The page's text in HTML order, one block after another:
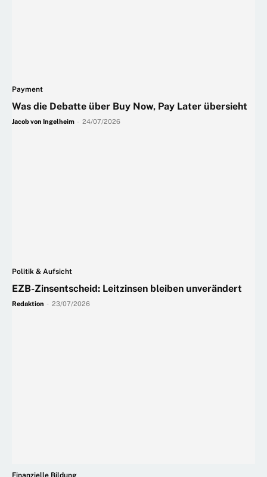
Payment
Was die Debatte über Buy Now, Pay Later übersieht
Jacob von Ingelheim 24/07/2026
Politik & Aufsicht
EZB-Zinsentscheid: Leitzinsen bleiben unverändert
Redaktion 23/07/2026
Finanzielle Bildung